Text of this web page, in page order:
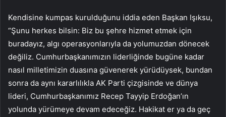
Kendisine kumpas kurulduğunu iddia eden Başkan Işıksu,
“Şunu herkes bilsin: Biz bu şehre hizmet etmek için
buradayız, algı operasyonlarıyla da yolumuzdan dönecek
değiliz. Cumhurbaşkanımızın liderliğinde bugüne kadar
nasıl milletimizin duasına güvenerek yürüdüysek, bundan
sonra da aynı kararlılıkla AK Parti çizgisinde ve dünya
lideri, Cumhurbaşkanımız Recep Tayyip Erdoğan’ın
yolunda yürümeye devam edeceğiz. Hakikat er ya da geç